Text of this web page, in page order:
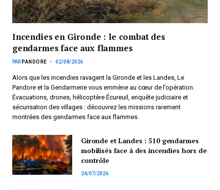
Incendies en Gironde : le combat des
gendarmes face aux flammes
PAR PANDORE 02/08/2026
Alors que les incendies ravagent la Gironde et les Landes, Le
Pandore et la Gendarmerie vous emmène au cœur de l’opération.
Évacuations, drones, hélicoptère Écureuil, enquête judiciaire et
sécurisation des villages : découvrez les missions rarement
montrées des gendarmes face aux flammes.
Gironde et Landes : 510 gendarmes
mobilisés face à des incendies hors de
contrôle
24/07/2026